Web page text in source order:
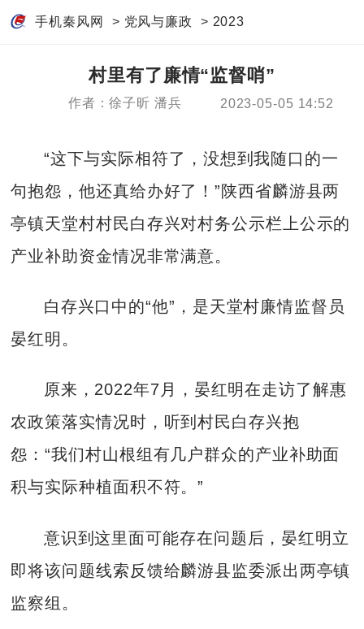
手机秦风网 > 党风与廉政 > 2023
村里有了廉情“监督哨”
作者：徐子昕 潘兵 2023-05-05 14:52
“这下与实际相符了，没想到我随口的一
句抱怨，他还真给办好了！”陕西省麟游县两
亭镇天堂村村民白存兴对村务公示栏上公示的
产业补助资金情况非常满意。
白存兴口中的“他”，是天堂村廉情监督员
晏红明。
原来，2022年7月，晏红明在走访了解惠
农政策落实情况时，听到村民白存兴抱
怨：“我们村山根组有几户群众的产业补助面
积与实际种植面积不符。”
意识到这里面可能存在问题后，晏红明立
即将该问题线索反馈给麟游县监委派出两亭镇
监察组。